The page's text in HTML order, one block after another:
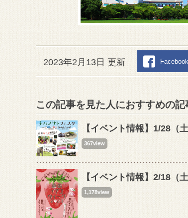
2023年2月13日 更新
この記事を見た人におすすめの記
【イベント情報】1/28（
367view
【イベント情報】2/18（
1,178view